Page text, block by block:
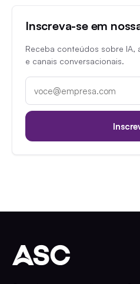
Inscreva-se em
Receba conteúdos sobre IA,
e canais conversacionais.
E-mail corporativo